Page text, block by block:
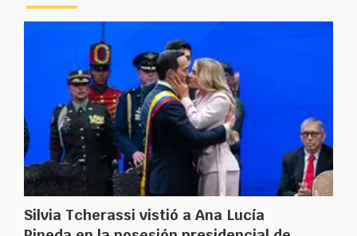
Silvia Tcherassi vistió a Ana Lucía